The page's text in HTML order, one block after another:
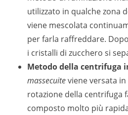
utilizzato in qualche zona
viene mescolata
per farla raffreddare.
i cristalli di zucchero si
Metodo della centrifuga
massecuiteviene versata
rotazione della centrifuga
composto molto più